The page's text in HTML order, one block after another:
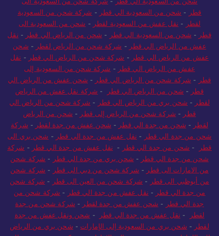
قطر - شحن من السعودية الي قطر - شركة شحن من السعودية
لقطر - نقل عفش من السعودية لقطر - شحن من السعودية الى
قطر - شحن من السعودية الي قطر - شحن من الرياض الي قطر - نقل
عفش من الرياض الي قطر - شركة شحن من الرياض لقطر - شحن
عفش من الرياض الي قطر - شركة شحن من الرياض الي قطر - نقل
عفش من الرياض الي قطر - شركة شحن من السعودية إلى
قطر - شركة شحن من الرياض الي قطر - شحن عفش من الرياض الي
قطر - شحن من الرياض الي قطر - شركة نقل عفش من الرياض
لقطر - شحن بري من الرياض الي قطر - شركة شحن من الرياض الي
قطر - شركة شحن من الرياض إلى قطر - شحن من الرياض
لقطر - شحن من جدة الي قطر - شحن عفش من جدة لقطر - شركة
شحن من جدة الي قطر - نقل عفش من جدة الي قطر - شحن بري الى
قطر
- شحن من جدة الي قطر - نقل عفش من جدة الي قطر - شركة
شحن من جدة الي قطر - شحن بري من جدة الي قطر - شركة شحن
من الامارات الى قطر - شركة شحن من دبي الى قطر - شركة شحن
من أبوظبي الى قطر - شركة شحن من العين الى قطر - شركة شحن
من جدة الي قطر - نقل عفش من جدة الي قطر - شركة شحن من
جدة الي قطر - شحن عفش من جدة لقطر - شركة شحن من جدة
لقطر
- نقل عفش من جدة الي قطر - شحن ونقل عفش من جدة
لقطر - شحن بري من السعودية إلى الإمارات - شحن بري من الرياض